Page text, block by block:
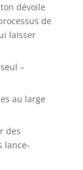
dévoile
de
laisser
–
au large
des
lance-